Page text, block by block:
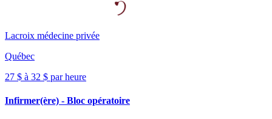
Lacroix médecine privée
Québec
27 $ à 32 $ par heure
Infirmer(ère) - Bloc opératoire